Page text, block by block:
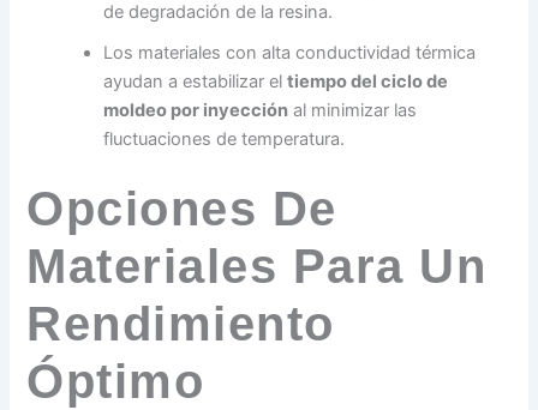
de degradación de la resina.
Los materiales con alta conductividad térmica
ayudan a estabilizar eltiempo del ciclo de
moldeo por inyección al minimizar las
fluctuaciones de temperatura.
Opciones De
Materiales Para Un
Rendimiento
Óptimo